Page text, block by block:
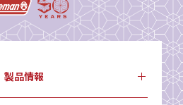
製品情報